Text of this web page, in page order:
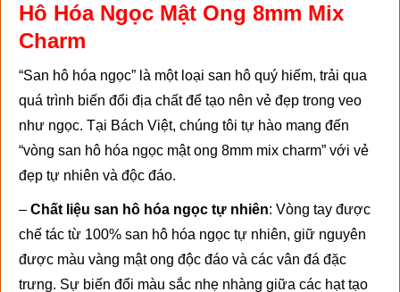
Hô Hóa Ngọc Mật Ong 8mm Mix
Charm
“San hô hóa ngọc” là một loại san hô quý hiếm, trải qua
quá trình biến đổi địa chất để tạo nên vẻ đẹp trong veo
như ngọc. Tại Bách Việt, chúng tôi tự hào mang đến
“vòng san hô hóa ngọc mật ong 8mm mix charm” với vẻ
đẹp tự nhiên và độc đáo.
– Chất liệu san hô hóa ngọc tự nhiên: Vòng tay được
chế tác từ 100% san hô hóa ngọc tự nhiên, giữ nguyên
được màu vàng mật ong độc đáo và các vân đá đặc
trưng. Sự biến đổi màu sắc nhẹ nhàng giữa các hạt tạo